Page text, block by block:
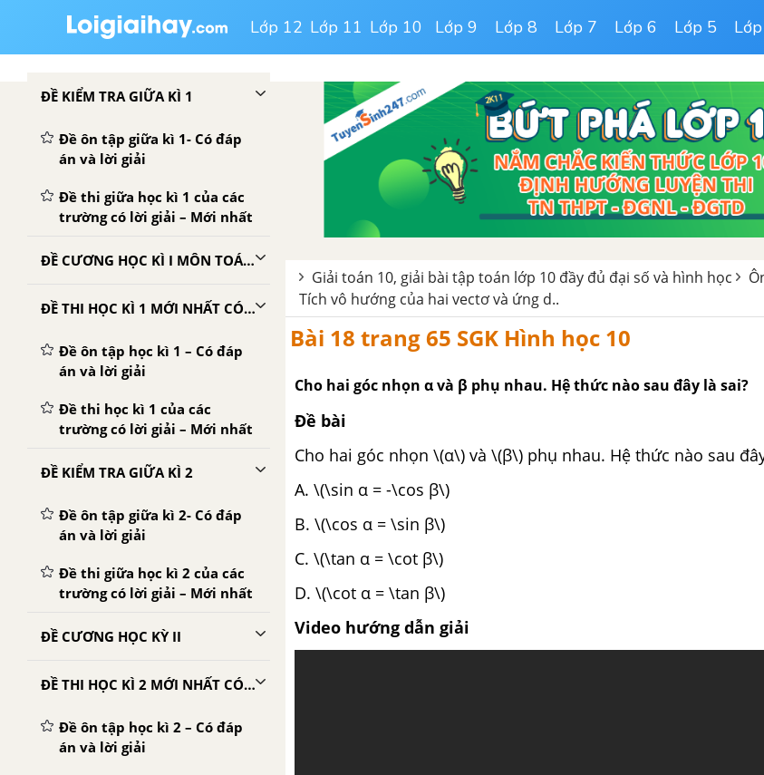
Lớp 12 Lớp 11 Lớp 10 Lớp 9 Lớp 8 Lớp 7 Lớp 6 Lớp 5
ĐỀ KIỂM TRA GIỮA KÌ 1
Đề ôn tập giữa kì 1- Có đáp
án và lời giải
Đề thi giữa học kì 1 của các
trường có lời giải – Mới nhất
ĐỀ CƯƠNG HỌC KÌ I MÔN TOÁN LỚP 10
ĐỀ THI HỌC KÌ 1 MỚI NHẤT CÓ LỜI GIẢI
Đề ôn tập học kì 1 – Có đáp
án và lời giải
Đề thi học kì 1 của các
trường có lời giải – Mới nhất
ĐỀ KIỂM TRA GIỮA KÌ 2
Đề ôn tập giữa kì 2- Có đáp
án và lời giải
Đề thi giữa học kì 2 của các
trường có lời giải – Mới nhất
ĐỀ CƯƠNG HỌC KỲ II
ĐỀ THI HỌC KÌ 2 MỚI NHẤT CÓ LỜI GIẢI
Đề ôn tập học kì 2 – Có đáp
án và lời giải
Giải toán 10, giải bài tập toán lớp 10 đầy đủ đại số và hình học
Tích vô hướng của hai vectơ và ứng d..
Bài 18 trang 65 SGK Hình học 10
Cho hai góc nhọn α và β phụ nhau. Hệ thức nào sau đây là sai?
Đề bài
Cho hai góc nhọn \(α\) và \(β\) phụ nhau. Hệ thức nào sau
A. \(\sin α = -\cos β\)
B. \(\cos α = \sin β\)
C. \(\tan α = \cot β\)
D. \(\cot α = \tan β\)
Video hướng dẫn giải